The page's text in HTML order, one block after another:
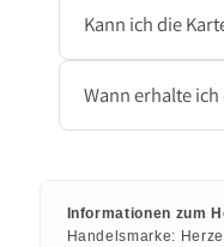
zugeschickt –
Ja! Du kannst
und eine
unserem
Kann ich die
Ja, die JPG-
und kann auch
Wann erhalte ich
Mail versendet,
Informationen zum
Handelsmarke: